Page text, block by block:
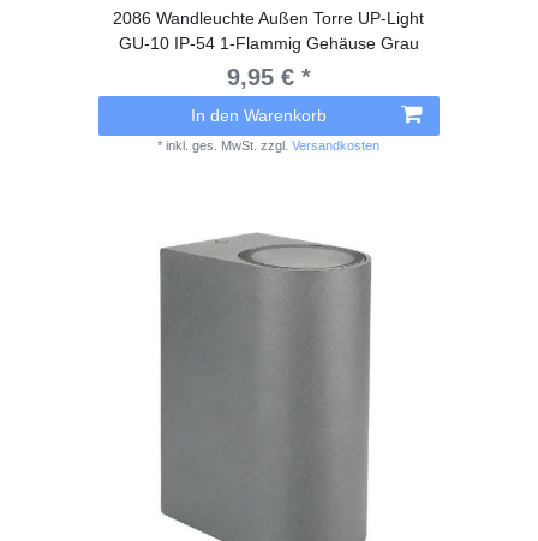
2086 Wandleuchte Außen Torre UP-Light
GU-10 IP-54 1-Flammig Gehäuse Grau
9,95 € *
In den Warenkorb
*inkl. ges. MwSt. zzgl.Versandkosten